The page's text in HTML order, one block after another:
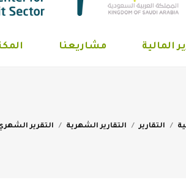
المالية مشاريعنا
التقارير التقارير الشهرية التقرير الشهري |